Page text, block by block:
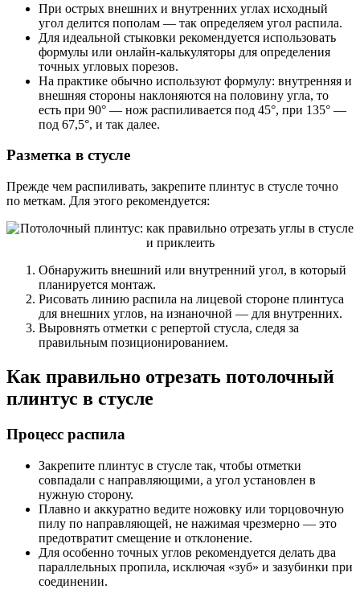
При острых внешних и внутренних углах исходный
угол делится пополам — так определяем угол распила.
Для идеальной стыковки рекомендуется использовать
формулы или онлайн-калькуляторы для определения
точных угловых порезов.
На практике обычно используют формулу: внутренняя и
внешняя стороны наклоняются на половину угла, то
есть при 90° — нож распиливается под 45°, при 135° —
под 67,5°, и так далее.
Разметка в стусле
Прежде чем распиливать, закрепите плинтус в стусле точно
по меткам. Для этого рекомендуется:
Обнаружить внешний или внутренний угол, в который
планируется монтаж.
Рисовать линию распила на лицевой стороне плинтуса
для внешних углов, на изнаночной — для внутренних.
Выровнять отметки с репертой стусла, следя за
правильным позиционированием.
Как правильно отрезать потолочный
плинтус в стусле
Процесс распила
Закрепите плинтус в стусле так, чтобы отметки
совпадали с направляющими, а угол установлен в
нужную сторону.
Плавно и аккуратно ведите ножовку или торцовочную
пилу по направляющей, не нажимая чрезмерно — это
предотвратит смещение и отклонение.
Для особенно точных углов рекомендуется делать два
параллельных пропила, исключая «зуб» и зазубинки при
соединении.